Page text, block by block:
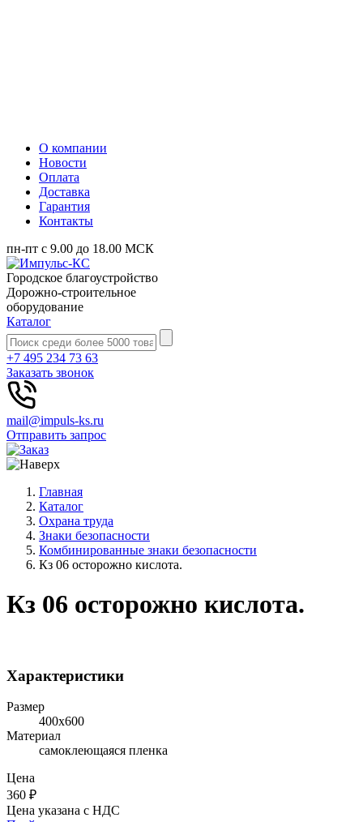
О компании
Новости
Оплата
Доставка
Гарантия
Контакты
пн-пт с 9.00 до 18.00 МСК
Городское благоустройство
Дорожно-строительное
оборудование
Каталог
+7 495 234 73 63
Заказать звонок
mail@impuls-ks.ru
Отправить запрос
Главная
Каталог
Охрана труда
Знаки безопасности
Комбинированные знаки безопасности
Кз 06 осторожно кислота.
Кз 06 осторожно кислота.
Характеристики
Размер
400х600
Материал
самоклеющаяся пленка
Цена
360 ₽
Цена указана с НДС